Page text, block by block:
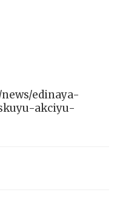
edinaya-
akciyu-